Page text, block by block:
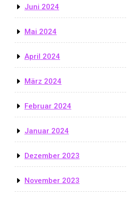
Juni 2024
Mai 2024
April 2024
März 2024
Februar 2024
Januar 2024
Dezember 2023
November 2023